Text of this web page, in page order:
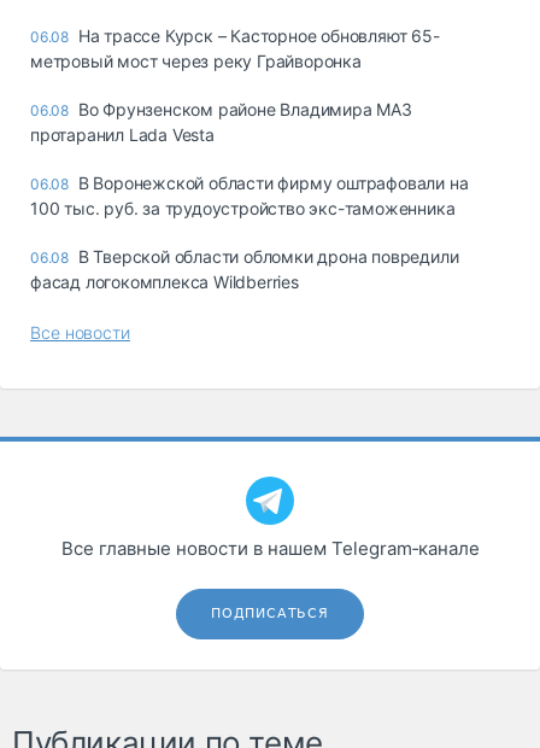
06.08 На трассе Курск – Касторное обновляют 65-
метровый мост через реку Грайворонка
06.08 Во Фрунзенском районе Владимира МАЗ
протаранил Lada Vesta
06.08 В Воронежской области фирму оштрафовали на
100 тыс. руб. за трудоустройство экс-таможенника
06.08 В Тверской области обломки дрона повредили
фасад логокомплекса Wildberries
Все новости
Все главные новости в нашем Telegram‑канале
ПОДПИСАТЬСЯ